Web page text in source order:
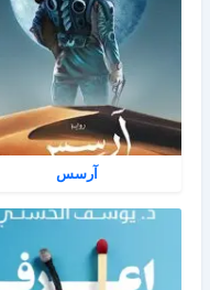
آرسس